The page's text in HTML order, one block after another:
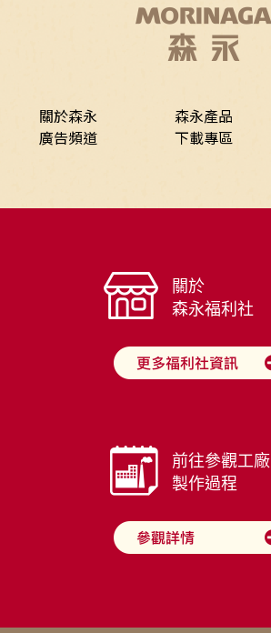
關於森永 森永產品
廣告頻道
下載專區
關於
森永福利社
前往參觀工廠
製作過程